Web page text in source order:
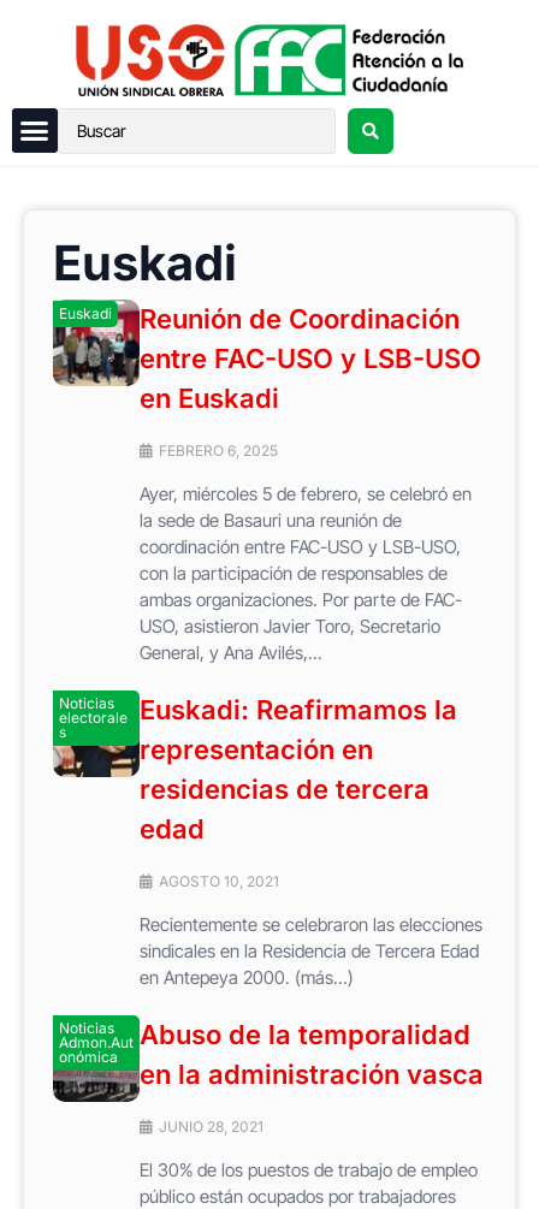
Euskadi
Euskadi
Reunión de Coordinación
entre FAC-USO y LSB-USO
en Euskadi
FEBRERO 6, 2025
Ayer, miércoles 5 de febrero, se celebró en
la sede de Basauri una reunión de
coordinación entre FAC-USO y LSB-USO,
con la participación de responsables de
ambas organizaciones. Por parte de FAC-
USO, asistieron Javier Toro, Secretario
General, y Ana Avilés,...
Noticias
electorale
s
Euskadi: Reafirmamos la
representación en
residencias de tercera
edad
AGOSTO 10, 2021
Recientemente se celebraron las elecciones
sindicales en la Residencia de Tercera Edad
en Antepeya 2000. (más…)
Noticias
Admon.Aut
onómica
Abuso de la temporalidad
en la administración vasca
JUNIO 28, 2021
El 30% de los puestos de trabajo de empleo
público están ocupados por trabajadores